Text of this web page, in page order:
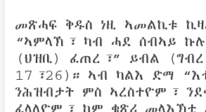
መጽሓፍ ቅዱስ ነዚ ኣመልኪቱ
“ኣምላኽ፣ ካብ ሓደ ሰብኣይ
(ህዝቢ) ፈጠረ፣” ይብል (ግብረ
17፣26)። ኣብ ካልእ ድማ
ንሕዝብታት ምስ ኣረስተዮም፣
ፈላለዮም፣ ከም ቁጽሪ መላእኽቲ